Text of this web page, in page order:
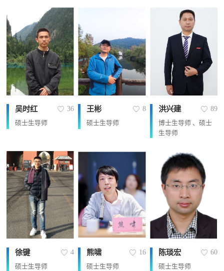
吴时红 36
硕士生导师
王彬 8
硕士生导师
洪兴建 89
博士生导师 、硕士
生导师
徐键 4
硕士生导师
熊啸 16
硕士生导师
陈琰宏 60
硕士生导师